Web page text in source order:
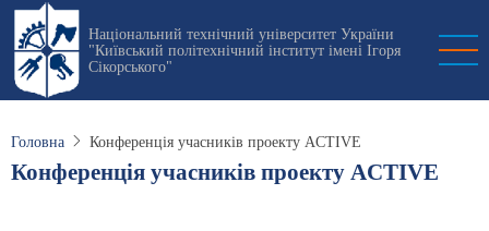
Перейти
основного
вмісту
Національний технічний університет України
"Київський політехнічний інститут імені Ігоря
Сікорського"
Головна Конференція учасників проекту ACTIVE
Конференція учасників проекту ACTIVE